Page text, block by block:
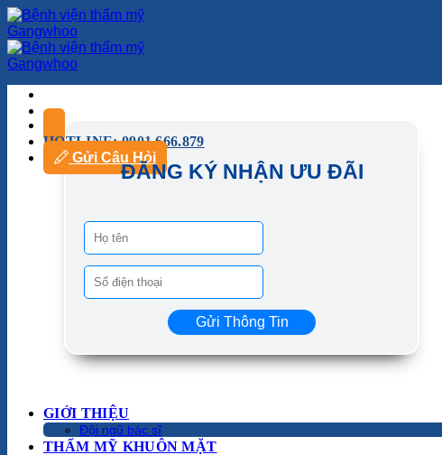
HOTLINE: 0901.666.879
Gửi Câu Hỏi
ĐĂNG KÝ NHẬN ƯU ĐÃI
Gửi Thông Tin
GIỚI THIỆU
Đội ngũ bác sĩ
THẨM MỸ KHUÔN MẶT